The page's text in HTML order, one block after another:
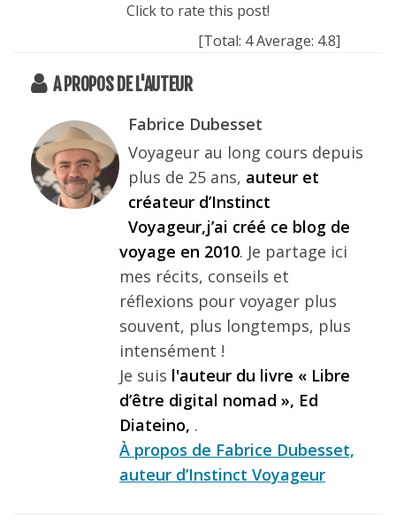
Click to rate this post!
[Total: 4Average: 4.8]
A PROPOS DE L'AUTEUR
Fabrice Dubesset
Voyageur au long cours depuis
plus de 25 ans, auteur et
créateur d’Instinct
Voyageur,j’ai créé ce blog de
voyage en 2010. Je partage ici
mes récits, conseils et
réflexions pour voyager plus
souvent, plus longtemps, plus
intensément !
Je suis l'auteur du livre « Libre
d’être digital nomad », Ed
Diateino, .
À propos de Fabrice Dubesset,
auteur d’Instinct Voyageur